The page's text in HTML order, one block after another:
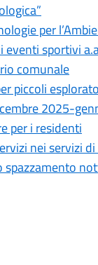
per
sportivi
comunale
piccoli
2025-
per i residenti
nei servizi
spazzamento